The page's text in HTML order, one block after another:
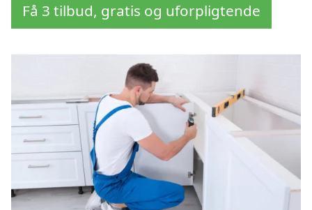
Få 3 tilbud, gratis og uforpligtende